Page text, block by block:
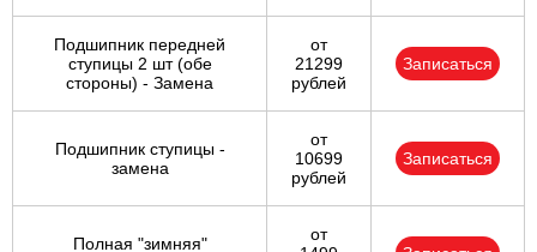
Подшипник передней
ступицы 2 шт (обе
стороны) - Замена
от
21299
рублей
Записаться
Подшипник ступицы -
замена
от
10699
рублей
Записаться
Полная "зимняя"
от